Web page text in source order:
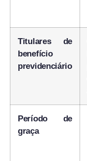
Titulares de
benefício
previdenciário
Período de
graça